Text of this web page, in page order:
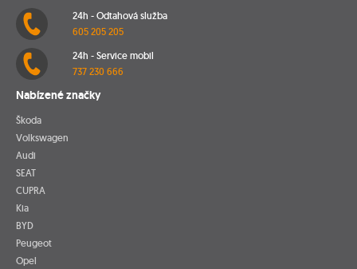
24h - Odtahová služba
605 205 205
24h - Service mobil
737 230 666
Nabízené značky
Škoda
Volkswagen
Audi
SEAT
CUPRA
Kia
BYD
Peugeot
Opel